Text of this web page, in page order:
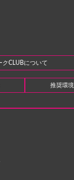
クCLUBについて
推奨環境